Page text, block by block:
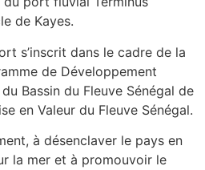
de Kayes.
s’inscrit dans le cadre de la
de Développement
Bassin du Fleuve Sénégal de
en Valeur du Fleuve Sénégal.
à désenclaver le pays en
la mer et à promouvoir le